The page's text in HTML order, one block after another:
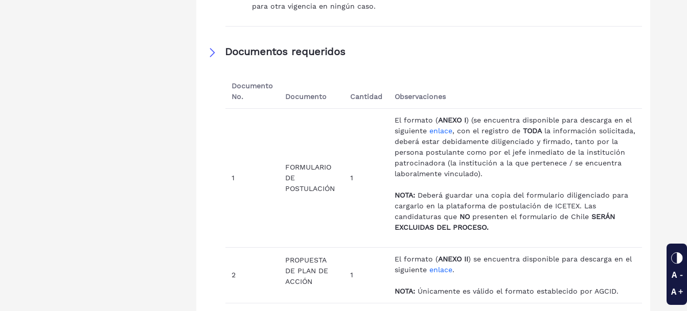
para otra vigencia en ningún caso.
Documentos requeridos
Documento
No.
Documento Cantidad Observaciones
1
FORMULARIO
DE
POSTULACIÓN
1
El formato (ANEXO I) (se encuentra disponible para descarga en el
siguiente enlace, con el registro de TODA la información solicitada,
deberá estar debidamente diligenciado y firmado, tanto por la
persona postulante como por el jefe inmediato de la institución
patrocinadora (la institución a la que pertenece / se encuentra
laboralmente vinculado).
NOTA: Deberá guardar una copia del formulario diligenciado para
cargarlo en la plataforma de postulación de ICETEX. Las
candidaturas que NO presenten el formulario de Chile SERÁN
EXCLUIDAS DEL PROCESO.
2
PROPUESTA
DE PLAN DE
ACCIÓN
1
El formato (ANEXO II) se encuentra disponible para descarga en el
siguiente enlace.
NOTA: Únicamente es válido el formato establecido por AGCID.